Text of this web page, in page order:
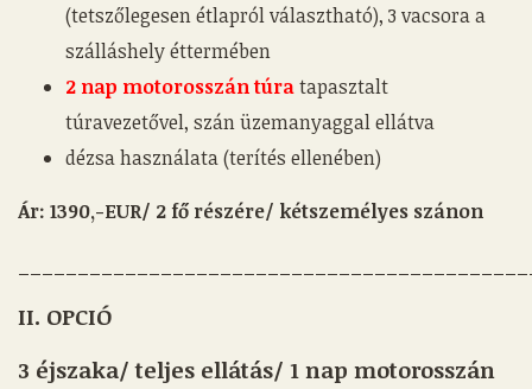
(tetszőlegesen étlapról választható), 3 vacsora a
szálláshely éttermében
2 nap motorosszán túratapasztalt
túravezetővel, szán üzemanyaggal ellátva
dézsa használata (terítés ellenében)
Ár: 1390,-EUR/ 2 fő részére/ kétszemélyes szánon
II. OPCIÓ
3 éjszaka/ teljes ellátás/ 1 nap motorosszán